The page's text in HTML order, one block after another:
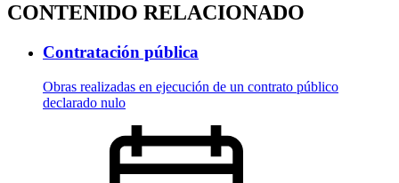
CONTENIDO RELACIONADO
Contratación pública
Obras realizadas en ejecución de un contrato público
declarado nulo